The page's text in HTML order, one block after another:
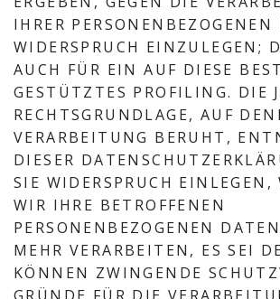
IHRER PERSONENBEZOGENEN
WIDERSPRUCH EINZULEGEN;
AUCH FÜR EIN AUF DIESE
GESTÜTZTES PROFILING. DIE
RECHTSGRUNDLAGE, AUF
VERARBEITUNG BERUHT,
DIESER
SIE WIDERSPRUCH EINLEGEN,
WIR IHRE BETROFFENEN
PERSONENBEZOGENEN
MEHR VERARBEITEN, ES SEI
KÖNNEN ZWINGENDE